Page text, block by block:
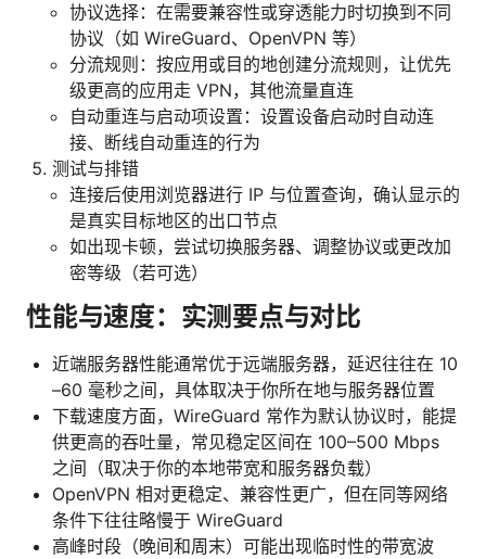
协议选择：在需要兼容性或穿透能力时切换到不同
协议（如 WireGuard、OpenVPN 等）
分流规则：按应用或目的地创建分流规则，让优先
级更高的应用走 VPN，其他流量直连
自动重连与启动项设置：设置设备启动时自动连
接、断线自动重连的行为
测试与排错
连接后使用浏览器进行 IP 与位置查询，确认显示的
是真实目标地区的出口节点
如出现卡顿，尝试切换服务器、调整协议或更改加
密等级（若可选）
性能与速度：实测要点与对比
近端服务器性能通常优于远端服务器，延迟往往在 10
–60 毫秒之间，具体取决于你所在地与服务器位置
下载速度方面，WireGuard 常作为默认协议时，能提
供更高的吞吐量，常见稳定区间在 100–500 Mbps
之间（取决于你的本地带宽和服务器负载）
OpenVPN 相对更稳定、兼容性更广，但在同等网络
条件下往往略慢于 WireGuard
高峰时段（晚间和周末）可能出现临时性的带宽波